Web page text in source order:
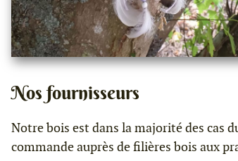
Nos fournisseurs
Notre bois est dans la majorité des cas
commande auprès de filières bois aux